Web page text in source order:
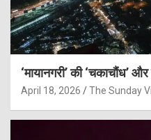
‘मायानगरी’ की ‘चकाचौंध’
April 18, 2026 The Sunday